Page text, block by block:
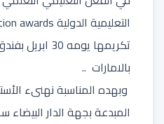
تكريمها يومه
بالامارات ..
وبهده المناسبة نهنىء
المبدعة بجهة الدار